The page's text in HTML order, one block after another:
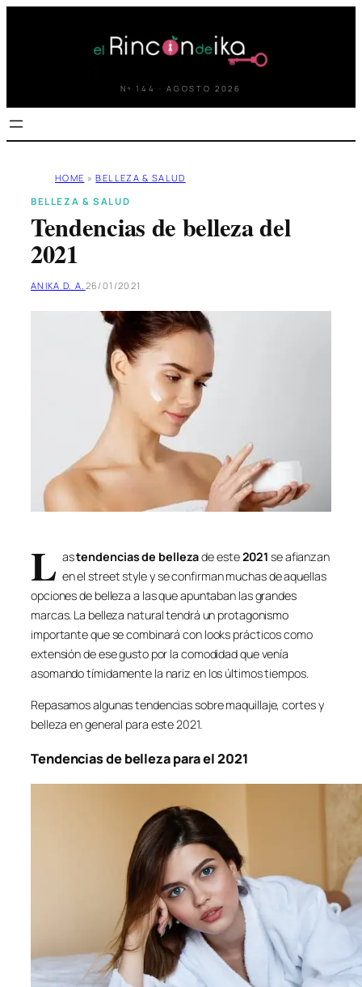
Nº 144 · AGOSTO 2026
HOME » BELLEZA & SALUD
BELLEZA & SALUD
Tendencias de belleza del
2021
ANIKA D. A. 26/01/2021
L astendencias de bellezade este2021 se afianzan
en elstreet styley se confirman muchas de aquellas
opciones de belleza a las que apuntaban las grandes
marcas. La belleza natural tendrá un protagonismo
importante que se combinará con looks prácticos como
extensión de ese gusto por la comodidad que venía
asomando tímidamente la nariz en los últimos tiempos.
Repasamos algunas tendencias sobre maquillaje, cortes y
belleza en general para este 2021.
Tendencias de belleza para el 2021